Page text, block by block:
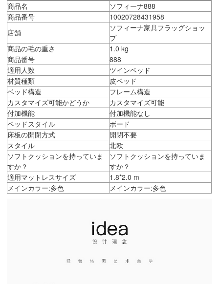
商品名
ソフィーナ888
商品番号
10020728431958
店舗
ソフィーナ家具フラッグショッ
プ
商品の毛の重さ
1.0 kg
商品番号
888
適用人数
ツインベッド
材質種類
皮ベッド
ベッド構造
フレーム構造
カスタマイズ可能かどうか
カスタマイズ可能
付加機能
付加機能なし
ベッドスタイル
ボード
床板の開閉方式
開閉不要
スタイル
北欧
ソフトクッションを持っていま
すか？
ソフトクッションを持っていま
すか？
適用マットレスサイズ
1.8*2.0 m
メインカラー:多色
メインカラー:多色